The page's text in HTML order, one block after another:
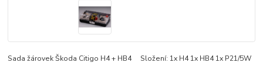
Sada žárovek Škoda Citigo H4 + HB4 Složení: 1x H4 1x HB4 1x P21/5W